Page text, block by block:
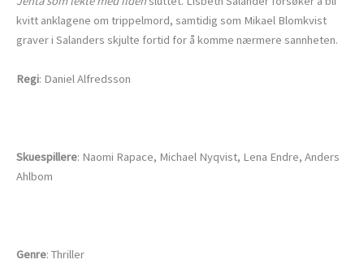
kvitt anklagene om trippelmord, samtidig som Mikael Blomkvist
graver i Salanders skjulte fortid for å komme nærmere sannheten.
Regi: Daniel Alfredsson
Skuespillere: Naomi Rapace, Michael Nyqvist, Lena Endre, Anders
Ahlbom
Genre: Thriller